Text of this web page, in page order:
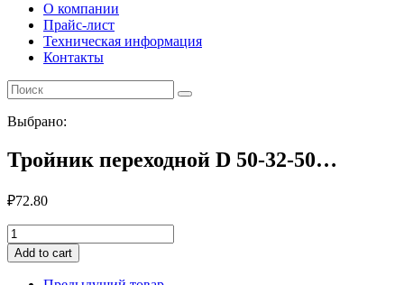
О компании
Прайс-лист
Техническая информация
Контакты
Выбрано:
Тройник переходной D 50-32-50…
₽72.80
Тройник
переходной
D
Add to cart